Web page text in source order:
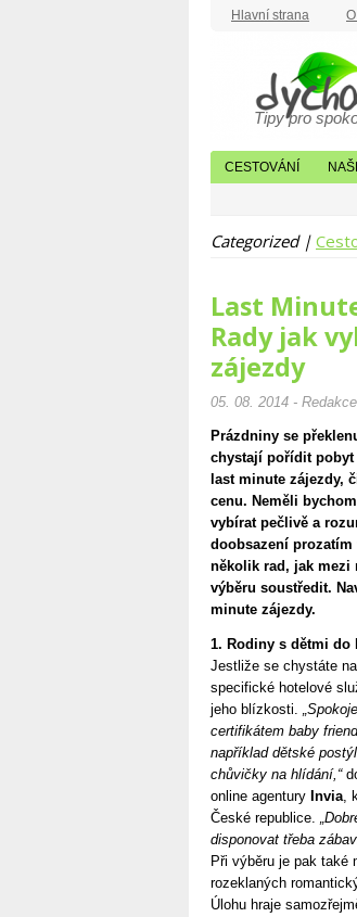
Hlavní strana
Tipy pro
CESTOVÁNÍ
Categorized |
Last
Rady jak
zájezdy
05. 08. 2014 - Redakce
Prázdniny se
chystají pořídit pobyt
last minute zájezdy,
cenu. Neměli
vybírat pečlivě a
doobsazení
několik rad, jak mezi
výběru soustředit.
minute zájezdy.
1. Rodiny s dětmi do
Jestliže se chystáte
specifické hotelové
jeho blízkosti.
certifikátem baby
například dětské
chůvičky na hlídání,“
online agentury Invia,
České republice.
disponovat třeba
Při výběru je pak také
rozeklaných
Úlohu hraje